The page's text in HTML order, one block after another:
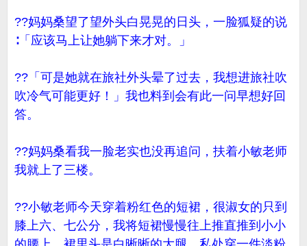
??妈妈桑望了望外头白晃晃的日头，一脸狐疑的说
∶「应该马上让她躺下来才对。」
??「可是她就在旅社外头晕了过去，我想进旅社吹
吹冷气可能更好！」我也料到会有此一问早想好回
答。
??妈妈桑看我一脸老实也没再追问，扶着小敏老师
我就上了三楼。
??小敏老师今天穿着粉红色的短裙，很淑女的只到
膝上六、七公分，我将短裙慢慢往上推直推到小小